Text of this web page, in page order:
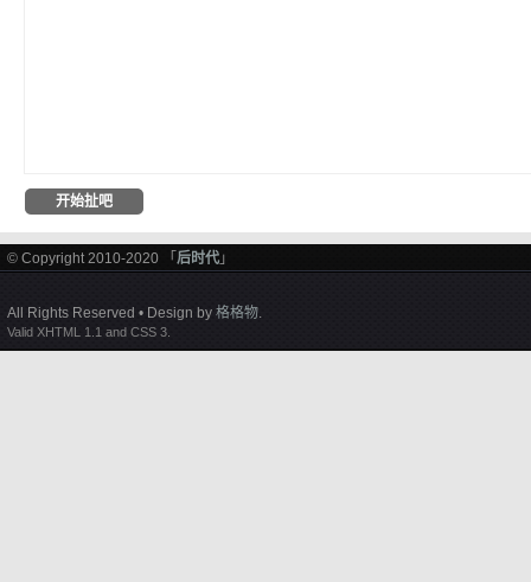
© Copyright 2010-2020 「 后时代 」
All Rights Reserved • Design by 格格物.
Valid XHTML 1.1 and CSS 3.